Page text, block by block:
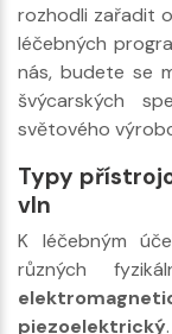
rozhodli zařadit
léčebných
nás, budete se
švýcarských
světového
Typy
vln
K léčebným
různých
piezoelektrický